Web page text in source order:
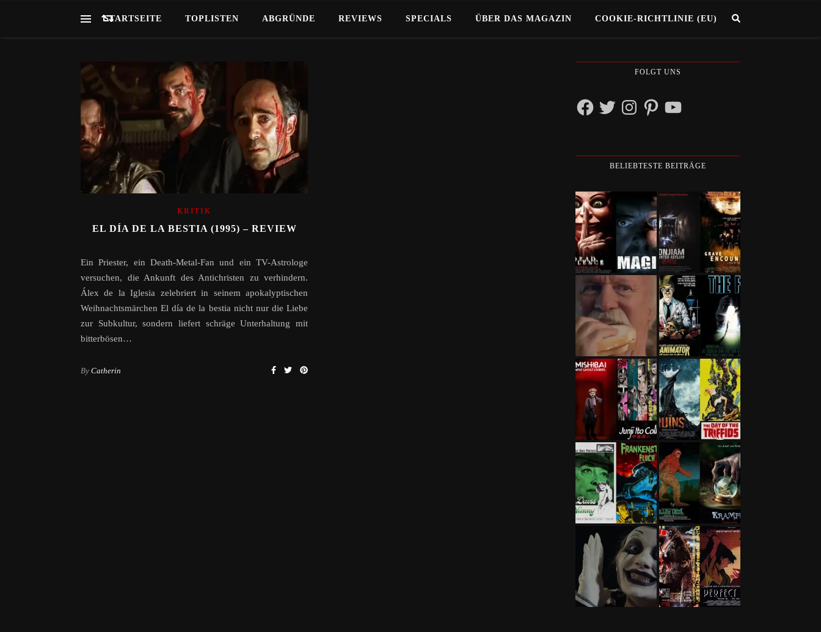
STARTSEITE TOPLISTEN ABGRÜNDE REVIEWS SPECIALS ÜBER DAS MAGAZIN COOKIE-RICHTLINIE (EU)
KRITIK
EL DÍA DE LA BESTIA (1995) – REVIEW
Ein Priester, ein Death-Metal-Fan und ein TV-Astrologe
versuchen, die Ankunft des Antichristen zu verhindern.
Álex de la Iglesia zelebriert in seinem apokalyptischen
Weihnachtsmärchen El día de la bestia nicht nur die Liebe
zur Subkultur, sondern liefert schräge Unterhaltung mit
bitterbösen…
By Catherin
FOLGT UNS
FacebookTwitterInstagramPinterestYouTube
BELIEBTESTE BEITRÄGE